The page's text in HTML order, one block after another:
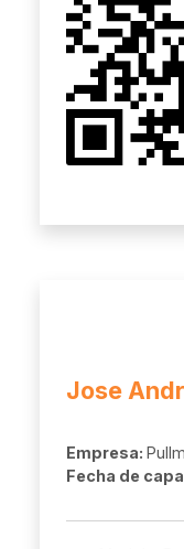
Jose
Empresa:
Fecha de